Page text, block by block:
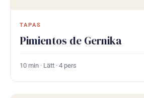
TAPAS
Pimientos de Gernika
10 min · Lätt · 4 pers